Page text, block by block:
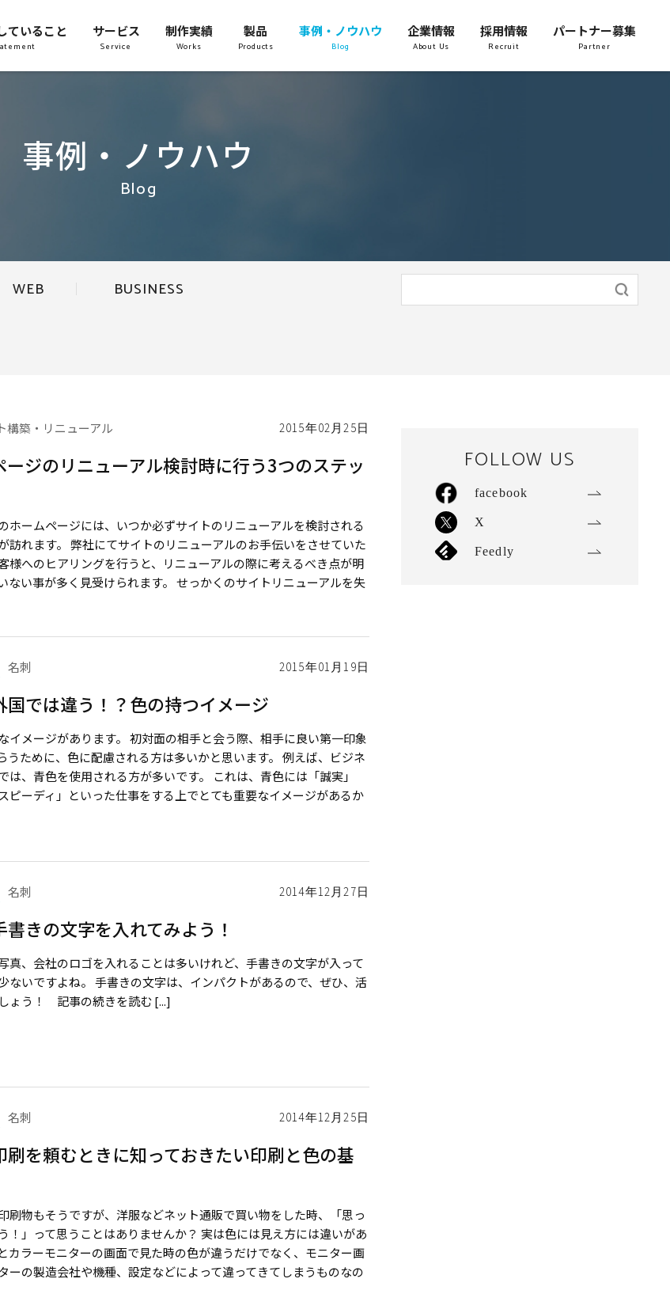
ていること サービス
Service
制作実績
Works
製品
Products
事例・ノウハウ
Blog
企業情報
About Us
採用情報
Recruit
パートナー募集
Partner
事例・ノウハウ
Blog
WEB BUSINESS
2015年02月25日
構築・リニューアル
ージのリニューアル検討時に行う3つのステッ
ホームページには、いつか必ずサイトのリニューアルを検討される
訪れます。 弊社にてサイトのリニューアルのお手伝いをさせていた
様へのヒアリングを行うと、リニューアルの際に考えるべき点が明
ない事が多く見受けられます。 せっかくのサイトリニューアルを失
2015年01月19日
名刺
国では違う！？色の持つイメージ
イメージがあります。 初対面の相手と会う際、相手に良い第一印象
うために、色に配慮される方は多いかと思います。 例えば、ビジネ
は、青色を使用される方が多いです。 これは、青色には「誠実」
ピーディ」といった仕事をする上でとても重要なイメージがあるか
2014年12月27日
名刺
書きの文字を入れてみよう！
真、会社のロゴを入れることは多いけれど、手書きの文字が入って
ないですよね。 手書きの文字は、インパクトがあるので、ぜひ、活
ょう！ 記事の続きを読む [...]
2014年12月25日
名刺
刷を頼むときに知っておきたい印刷と色の基
刷物もそうですが、洋服などネット通販で買い物をした時、「思っ
！」って思うことはありませんか？ 実は色には見え方には違いがあ
カラーモニターの画面で見た時の色が違うだけでなく、モニター画
ーの製造会社や機種、設定などによって違ってきてしまうものなの
FOLLOW US
facebook
X
Feedly